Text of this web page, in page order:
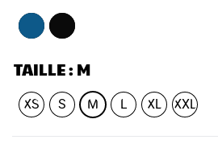
TAILLE: M
XS S M L XL XXL